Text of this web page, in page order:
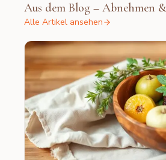
Aus dem Blog – Abnehmen
Alle Artikel ansehen